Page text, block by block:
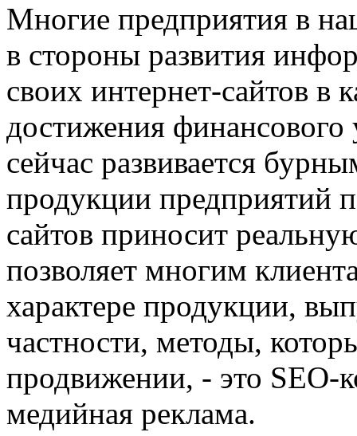
Многие предприятия в
в стороны развития
своих интернет-сайтов в
достижения финансового
сейчас развивается
продукции предприятий
сайтов приносит
позволяет многим
характере продукции,
частности, методы,
продвижении, - это SEO-
медийная реклама.